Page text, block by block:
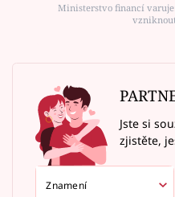
Ministerstvo financí
Jste si
zjistěte,